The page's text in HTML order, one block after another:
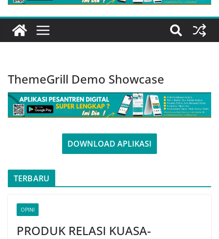
ThemeGrill Demo Showcase
DOWNLOAD APLIKASI
TERBARU
OPINI
PRODUK RELASI KUASA-